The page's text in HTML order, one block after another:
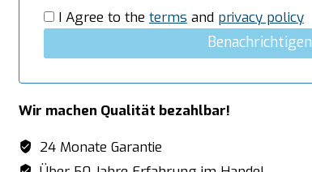
I Agree to the terms and privacy policy
Benachrichtigen
Wir machen Qualität bezahlbar!
24 Monate Garantie